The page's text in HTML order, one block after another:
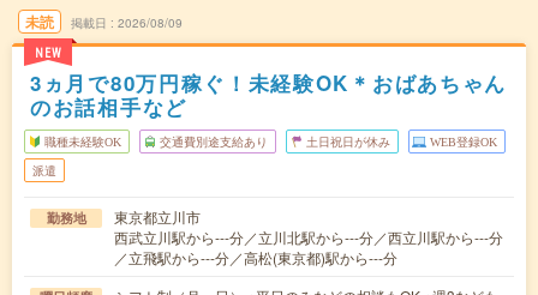
未読
NEW
掲載日 2026/08/09
3ヵ月で80万円稼ぐ！未経験OK＊おばあちゃん
のお話相手など
職種未経験OK 交通費別途支給あり 土日祝日が休み WEB登録OK
派遣
勤務地
東京都立川市
西武立川駅から---分／立川北駅から---分／西立川駅から---分
／立飛駅から---分／高松(東京都)駅から---分